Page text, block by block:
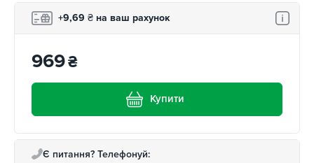
+9,69 ₴ на ваш рахунок
969₴
Купити
Є питання? Телефонуй: